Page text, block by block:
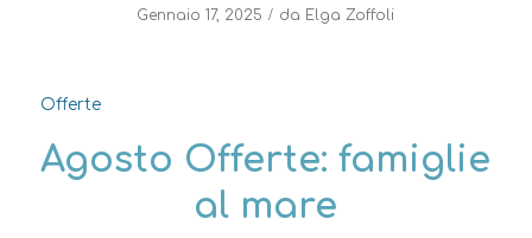
Gennaio 17, 2025 / da Elga Zoffoli
Offerte
Agosto Offerte: famiglie
al mare